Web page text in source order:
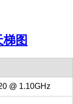
图
@ 1.10GHz